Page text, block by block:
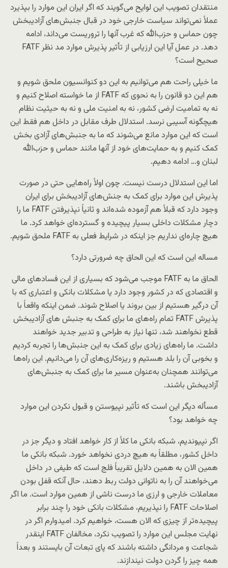
منتقدان تصویب این لوایح می‌گویند که اگر ایران این موارد را بپذیرد
عملاً نمی‌تواند سیاست خارجی خود در قبال جنبش‌های آزادیبخش
چون حماس و حزب‌الله که غرب آنها را تروریست می‌داند، ادامه
دهد. در عمل آیا این ارزیابی از تأثیر پذیرش موارد مد نظر FATF
صحیح است؟
ما خیلی راحت هم می‌توانیم به این دو کنوانسیون ملحق شویم و
هم این دو قانون را به نحوی که FATF از ما خواسته اصلاح کنیم و
نه به تمامیت ارضی کشور، نه به امنیت ملی و نه به حیثیت نظام
هیچگونه آسیبی نرسد. استدلال طرف مقابل در داخل هم فقط این
است که این موارد مانع می‌شوند که ما به جنبش‌های آزادی بخش
کمک کنیم و به حمایت‌های خود از آنها مانند حماس و حزب‌الله
لبنان و… ادامه دهیم.
اما این استدلال درست نیست. چون اولاً راه‌هایی حتی در صورت
پذیرش این موارد برای کمک به جنش‌های آزادیبخش برای ایران
وجود دارد که قبلاً هم آزموده شده‌اند و ثانیاً نپذیرفتن FATF ما را
دچار مشکلات داخلی بسیار پیچیده و گسترده‌ای خواهد کرد. ما
هیچ چاره‌ای نداریم جز اینکه در شرایط فعلی به FATF ملحق شویم.
مساله این است که این الحاق چه ضرورتی دارد؟
الحاق ما به FATF موجب می‌شود که بسیاری از این فسادهای مالی
و اقتصادی که در کشور وجود دارد یا مشکلات بانکی و اعتباری که با
آن درگیر هستیم از بین بروند یا اصلاح شوند. ضمن اینکه واقعاً با
پذیرش FATF تمام راه‌های ما برای کمک به جنبش های آزادیبخش
قطع نخواهند شد، تنها نیاز به طراحی و تدبیر جدید خواهند
داشت. ما راه‌های زیادی برای کمک به این جنبش‌ها را تجربه کردیم
و بخوبی آن را بلد هستیم و ریزه‌کاری‌های آن را می‌دانیم. این راه‌ها
می‌توانند همچنان به‌عنوان مسیر ما برای کمک به جنبش‌های
آزادیبخش‌ باشند.
مسأله دیگر این است که تأثیر نپیوستن و قبول نکردن این موارد
چه خواهد بود؟
اگر نپیوندیم، شبکه بانکی ما کلاً از کار خواهد افتاد و دیگر جز در
داخل کشور، مطلقاً به هیچ دردی نخواهد خورد. شبکه بانکی ما
همین الان به همین دلایل تقریباً فلج است که طیفی در داخل
می‌خواهند آن را به ناتوانی دولت ربط دهند، حال آنکه قفل بودن
معاملات خارجی و ارزی ما درست ناشی از همین موارد است. ما اگر
اصلاحات FATF را نپذیریم، مشکلات بانکی خود را چند برابر
پیچیده‌تر از چیزی که الان هست، خواهیم کرد. امیدوارم اگر در
نهایت مجلس این موارد را تصویب نکرد، مخالفان FATF اینقدر
شجاعت و مردانگی داشته باشند که پای تبعات آن بایستند و بعداً
همه چیز را گردن دولت نیندازند.